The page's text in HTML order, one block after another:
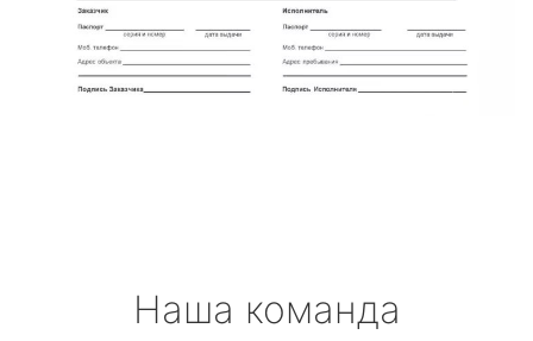
Наша команда